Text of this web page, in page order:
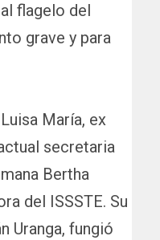
flagelo del
grave y para
María, ex
secretaria
Bertha
del ISSSTE. Su
Uranga, fungió